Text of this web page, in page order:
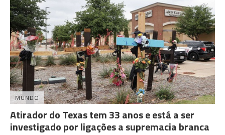
MUNDO
Atirador do Texas tem 33 anos e está a ser
investigado por ligações a supremacia branca